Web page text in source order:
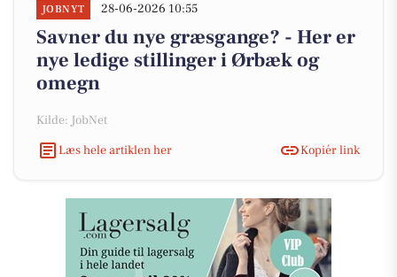
JOBNYT 28-06-2026 10:55
Savner du nye græsgange? - Her er
nye ledige stillinger i Ørbæk og
omegn
Kilde: JobNet
Læs hele artiklen her
Kopiér link